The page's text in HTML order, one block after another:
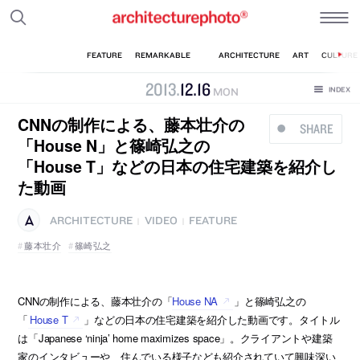
2013.12.16 MON
SHARE
CNNの制作による、藤本壮介の
「House N」と篠崎弘之の
「House T」などの日本の住宅建築を紹介し
た動画
ARCHITECTURE VIDEO
FEATURE
藤本壮介
篠崎弘之
CNNの制作による、藤本壮介の「House NA
」と篠崎弘之の
「 House T
」などの日本の住宅建築を紹介した動画です。タイトル
は「Japanese ‘ninja’ home maximizes space」。クライアントや建築
家のインタビューや、住んでいる様子なども紹介されていて興味深い